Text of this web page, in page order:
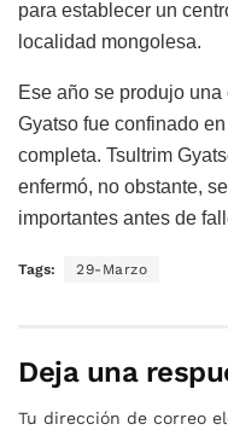
para establecer un
localidad mongolesa.
Ese año se produjo
Gyatso fue confinado
completa. Tsultrim
enfermó, no obstante,
importantes antes de
Tags: 29-Marzo
Deja una
Tu dirección de correo